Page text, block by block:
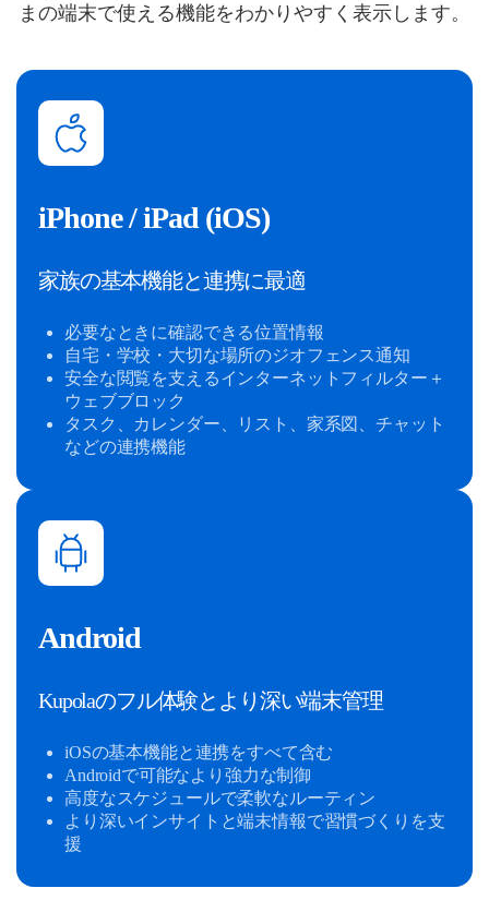
まの端末で使える機能をわかりやすく表示します。
iPhone / iPad (iOS)
家族の基本機能と連携に最適
必要なときに確認できる位置情報
自宅・学校・大切な場所のジオフェンス通知
安全な閲覧を支えるインターネットフィルター＋
ウェブブロック
タスク、カレンダー、リスト、家系図、チャット
などの連携機能
Android
Kupolaのフル体験とより深い端末管理
iOSの基本機能と連携をすべて含む
Androidで可能なより強力な制御
高度なスケジュールで柔軟なルーティン
より深いインサイトと端末情報で習慣づくりを支
援